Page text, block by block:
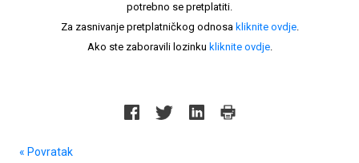
potrebno se pretplatiti.
Za zasnivanje pretplatničkog odnosa kliknite ovdje.
Ako ste zaboravili lozinku kliknite ovdje.
« Povratak